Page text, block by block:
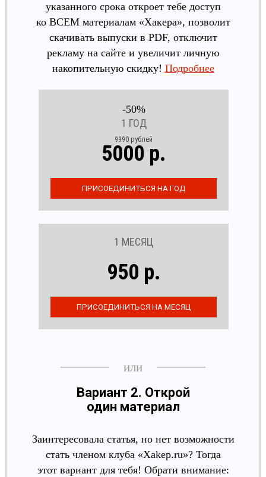
указанного срока откроет тебе доступ
ко ВСЕМ материалам «Хакера», позволит
скачивать выпуски в PDF, отключит
рекламу на сайте и увеличит личную
накопительную скидку! Подробнее
-50%
1 ГОД
9990 рублей
5000 р.
1 МЕСЯЦ
950 р.
Вариант 2. Открой
один материал
Заинтересовала статья, но нет возможности
стать членом клуба «Xakep.ru»? Тогда
этот вариант для тебя! Обрати внимание: